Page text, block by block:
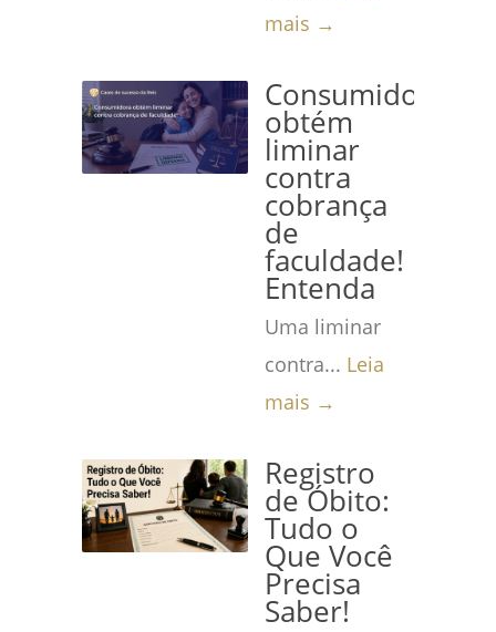
mais →
Consumidora
obtém
liminar
contra
cobrança
de
faculdade!
Entenda
Uma liminar
contra... Leia
mais →
Registro
de Óbito:
Tudo o
Que Você
Precisa
Saber!